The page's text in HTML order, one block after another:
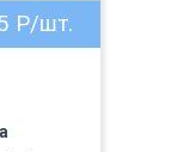
Р/шт.